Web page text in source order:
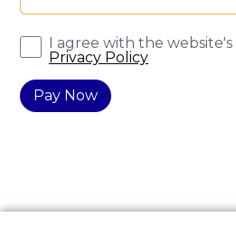
I agree with the website's
Privacy Policy
Pay Now